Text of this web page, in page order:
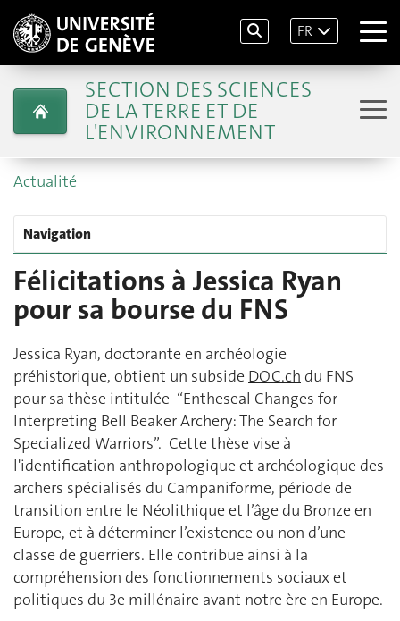
FR
SECTION DES SCIENCES
DE LA TERRE ET DE
L'ENVIRONNEMENT
Actualité
Navigation
Félicitations à Jessica Ryan
pour sa bourse du FNS
Jessica Ryan, doctorante en archéologie
préhistorique, obtient un subside DOC.ch du FNS
pour sa thèse intitulée “Entheseal Changes for
Interpreting Bell Beaker Archery: The Search for
Specialized Warriors”. Cette thèse vise à
l'identification anthropologique et archéologique des
archers spécialisés du Campaniforme, période de
transition entre le Néolithique et l’âge du Bronze en
Europe, et à déterminer l’existence ou non d’une
classe de guerriers. Elle contribue ainsi à la
compréhension des fonctionnements sociaux et
politiques du 3e millénaire avant notre ère en Europe.